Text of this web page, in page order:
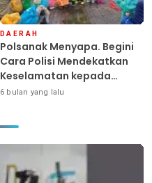
DAERAH
Polsanak Menyapa. Begini
Cara Polisi Mendekatkan
Keselamatan kepada
Generasi Sejak Usia Dini
6 bulan yang lalu